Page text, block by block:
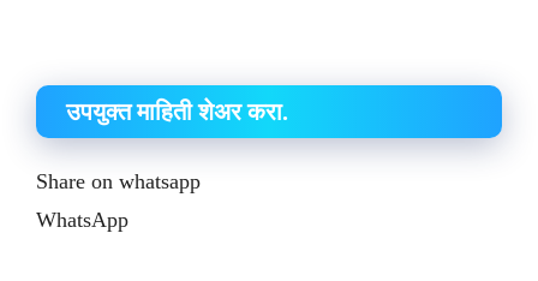
उपयुक्त माहिती शेअर करा.
Share on whatsapp
WhatsApp